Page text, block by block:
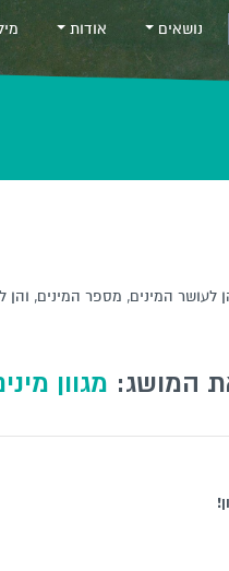
Search icons
נושאים אודות
לעושר המינים, מספר המינים,
המושג: מגוון